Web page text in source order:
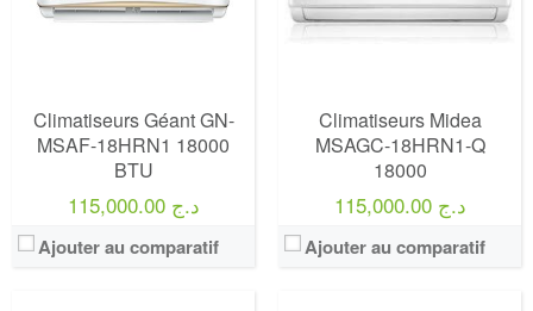
Climatiseurs Géant GN-
MSAF-18HRN1 18000
BTU
115,000.00 د.ج
Ajouter au comparatif
Climatiseurs Midea
MSAGC-18HRN1-Q
18000
115,000.00 د.ج
Ajouter au comparatif